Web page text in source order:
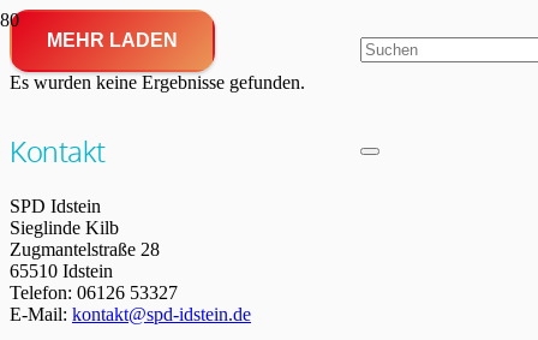
MEHR LADEN
Es wurden keine Ergebnisse gefunden.
Kontakt
SPD Idstein
Sieglinde Kilb
Zugmantelstraße 28
65510 Idstein
Telefon: 06126 53327
E-Mail: kontakt@spd-idstein.de